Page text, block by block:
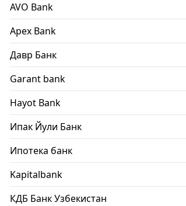
AVO Bank
Apex Bank
Давр Банк
Garant bank
Hayot Bank
Ипак Йули Банк
Ипотека банк
Kapitalbank
КДБ Банк Узбекистан